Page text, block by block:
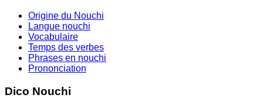
Origine du Nouchi
Langue nouchi
Vocabulaire
Temps des verbes
Phrases en nouchi
Prononciation
Dico Nouchi